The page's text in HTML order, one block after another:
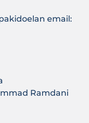
email:
Ramdani